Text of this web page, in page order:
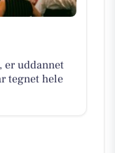
er uddannet
tegnet hele